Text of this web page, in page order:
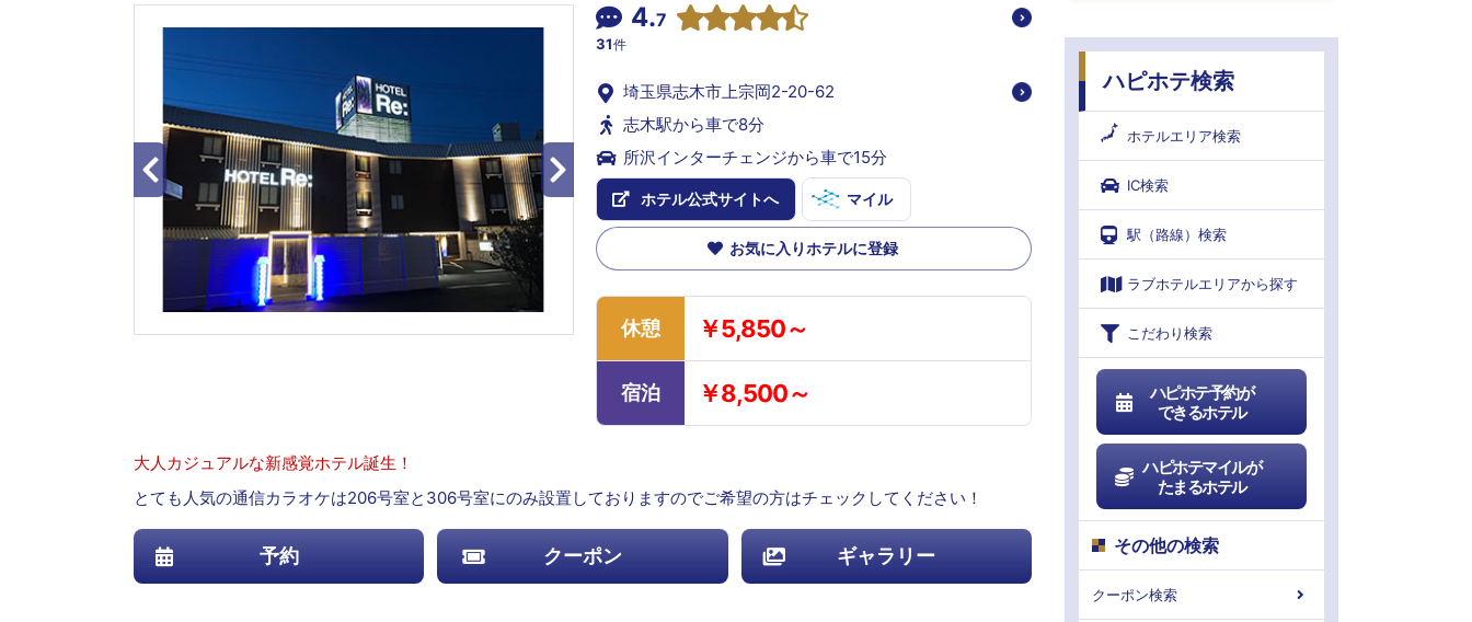
4.7
31件
埼玉県志木市上宗岡2-20-62
志木駅から車で8分
所沢インターチェンジから車で15分
ホテル公式サイトへ マイル
お気に入りホテルに登録
休憩 ￥5,850～
宿泊 ￥8,500～
大人カジュアルな新感覚ホテル誕生！
とても人気の通信カラオケは206号室と306号室にのみ設置しておりますのでご希望の方はチェックしてください！
予約 クーポン ギャラリー
ハピホテ検索
ホテルエリア検索
IC検索
駅（路線）検索
ラブホテルエリアから探す
こだわり検索
ハピホテ予約が
できるホテル
ハピホテマイルが
たまるホテル
その他の検索
クーポン検索